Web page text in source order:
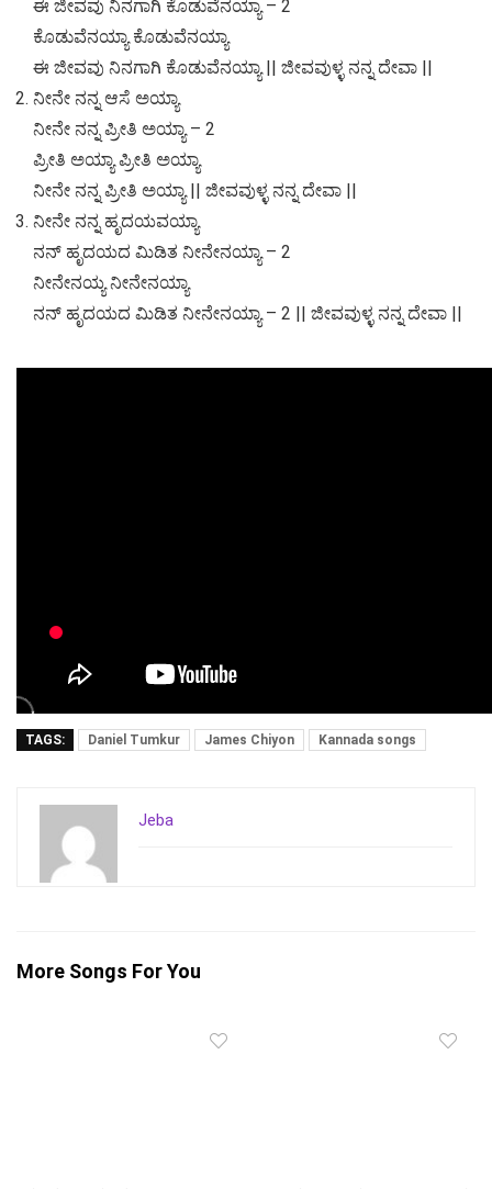
ಈ ಜೀವವು ನಿನಗಾಗಿ ಕೊಡುವೆನಯ್ಯಾ – 2
ಕೊಡುವೆನಯ್ಯಾ ಕೊಡುವೆನಯ್ಯಾ
ಈ ಜೀವವು ನಿನಗಾಗಿ ಕೊಡುವೆನಯ್ಯಾ|| ಜೀವವುಳ್ಳ ನನ್ನ ದೇವಾ ||
ನೀನೇ ನನ್ನ ಆಸೆ ಅಯ್ಯಾ
ನೀನೇ ನನ್ನ ಪ್ರೀತಿ ಅಯ್ಯಾ – 2
ಪ್ರೀತಿ ಅಯ್ಯಾ ಪ್ರೀತಿ ಅಯ್ಯಾ
ನೀನೇ ನನ್ನ ಪ್ರೀತಿ ಅಯ್ಯಾ|| ಜೀವವುಳ್ಳ ನನ್ನ ದೇವಾ ||
ನೀನೇ ನನ್ನ ಹೃದಯವಯ್ಯಾ
ನನ್ ಹೃದಯದ ಮಿಡಿತ ನೀನೇನಯ್ಯಾ – 2
ನೀನೇನಯ್ಯ ನೀನೇನಯ್ಯಾ
ನನ್ ಹೃದಯದ ಮಿಡಿತ ನೀನೇನಯ್ಯಾ – 2 || ಜೀವವುಳ್ಳ ನನ್ನ ದೇವಾ ||
TAGS: Daniel Tumkur James Chiyon Kannada songs
Jeba
More Songs For You